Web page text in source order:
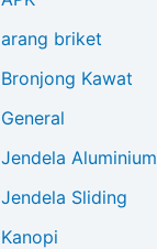
arang briket
Bronjong Kawat
General
Jendela Aluminium
Jendela Sliding
Kanopi